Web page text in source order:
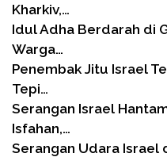
Kharkiv,…
Idul Adha Berdarah di
Warga…
Penembak Jitu Israel
Tepi…
Serangan Israel
Isfahan,…
Serangan Udara Israel